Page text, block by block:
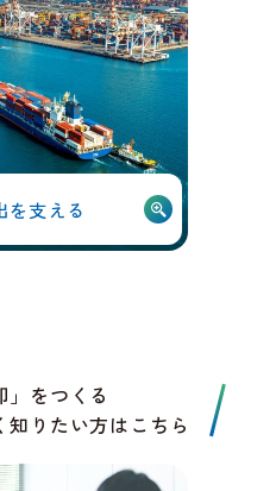
を支える
」をつくる
りたい方はこちら